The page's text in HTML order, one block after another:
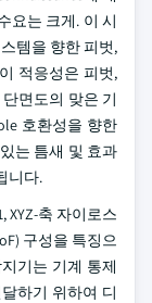
요는 크게. 이 시
템을 향한 피벗,
적응성은 피벗,
면도의 맞은 기
호환성을 향한
는 틈새 및 효과
니다.
XYZ-축 자이로스
구성을 특징으
기는 기계 통제
하기 위하여 디